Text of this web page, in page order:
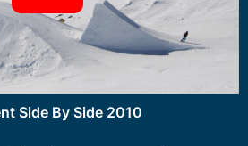
Side By Side 2010